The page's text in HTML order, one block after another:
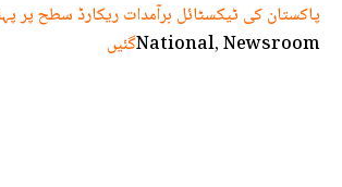
پاکستان کی ٹیکسٹائل برآمدات ریکارڈ سطح پر
گئیںNational, Newsroom